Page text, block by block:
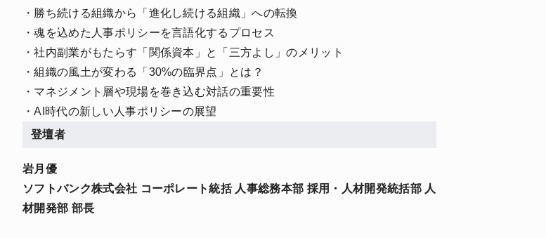
・勝ち続ける組織から「進化し続ける組織」への転換
・魂を込めた人事ポリシーを言語化するプロセス
・社内副業がもたらす「関係資本」と「三方よし」のメリット
・組織の風土が変わる「30%の臨界点」とは？
・マネジメント層や現場を巻き込む対話の重要性
・AI時代の新しい人事ポリシーの展望
登壇者
岩月優
ソフトバンク株式会社 コーポレート統括 人事総務本部 採用・人材開発統括部 人
材開発部 部長